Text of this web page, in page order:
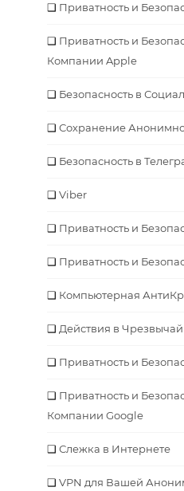
Приватность и
Приватность и
Компании Apple
Безопаcность в
Сохранение
Безопасность в
Viber
Приватность и
Приватность и
Компьютерная
Действия в
Приватность и
Приватность и
Компании Google
Слежка в Интернете
VPN для Вашей